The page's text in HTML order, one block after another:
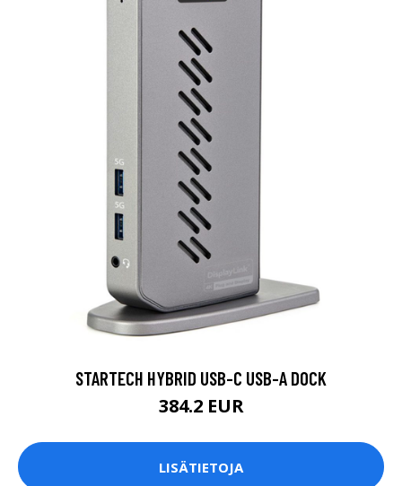
STARTECH HYBRID USB-C USB-A DOCK
384.2 EUR
LISÄTIETOJA